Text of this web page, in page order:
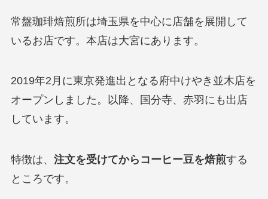
常盤珈琲焙煎所は埼玉県を中心に店舗を展開して
いるお店です。本店は大宮にあります。
2019年2月に東京発進出となる府中けやき並木店を
オープンしました。以降、国分寺、赤羽にも出店
しています。
特徴は、 注文を受けてからコーヒー豆を焙煎する
ところです。